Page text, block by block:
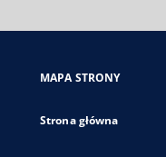
się
karcie
MAPA STRONY
Strona główna